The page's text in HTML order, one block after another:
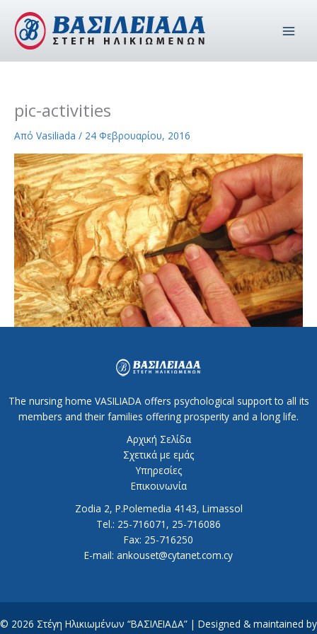
στο
περιεχόμενο
pic-activities
Από Vasiliada / 24 Φεβρουαρίου, 2016
The nursing home VASILIADA offers psychological support to all its
members and their families offering prosperity and a long life.
Αρχική Σελίδα
Σχετικά με εμάς
Υπηρεσίες
Επικοινωνία
Zodia 2, P.Polemedia 4143, Limassol
Tel.: 25-716071, 25-716086
Fax: 25-716250
E-mail: ankouset@cytanet.com.cy
© 2026 Στέγη Ηλικιωμένων “ΒΑΣΙΛΕΙΑΔΑ” | Designed & maintained by